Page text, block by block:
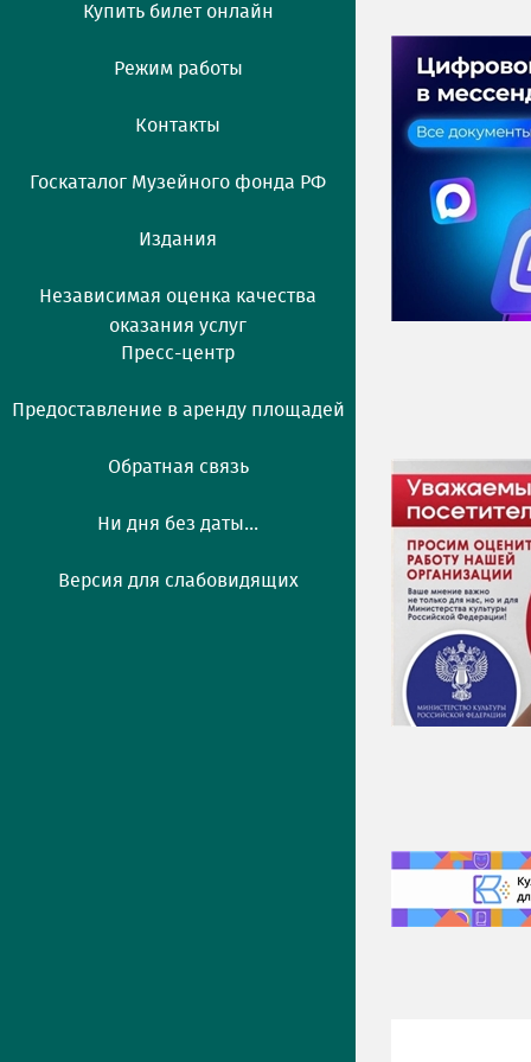
Купить билет онлайн
Режим работы
Контакты
Госкаталог Музейного фонда РФ
Издания
Независимая оценка качества
оказания услуг
Пресс-центр
Предоставление в аренду площадей
Обратная связь
Ни дня без даты...
Версия для слабовидящих